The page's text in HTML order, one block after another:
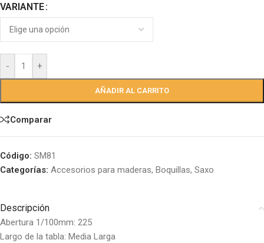
VARIANTE
- +
AÑADIR AL CARRITO
Comparar
Código: SM81
Categorías: Accesorios para maderas, Boquillas, Saxo
Descripción
Abertura 1/100mm: 225
Largo de la tabla: Media Larga